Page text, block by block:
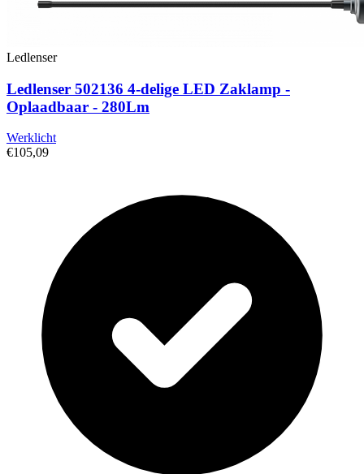
Ledlenser
Ledlenser 502136 4-delige LED Zaklamp -
Oplaadbaar - 280Lm
Werklicht
€105,09